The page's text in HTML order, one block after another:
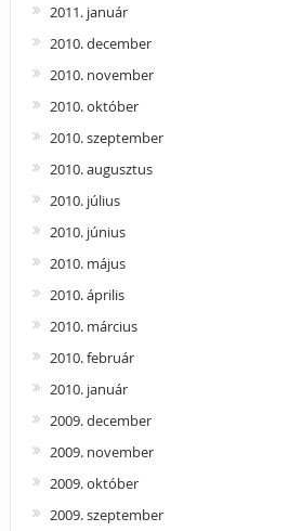
2011. január
2010. december
2010. november
2010. október
2010. szeptember
2010. augusztus
2010. július
2010. június
2010. május
2010. április
2010. március
2010. február
2010. január
2009. december
2009. november
2009. október
2009. szeptember